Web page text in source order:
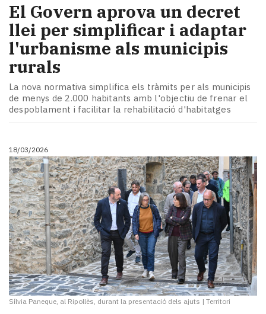
Enquestes
A
escena!
Dis
la
Subscriptors
La
Pallars
Contingut
patrocinat
Lo
més
llegit...
Editorial
El Govern aprova un decret
llei per simplificar i adaptar
l'urbanisme als municipis
rurals
La nova normativa simplifica els tràmits per als municipis
de menys de 2.000 habitants amb l'objectiu de frenar el
despoblament i facilitar la rehabilitació d'habitatges
18/03/2026
Sílvia Paneque, al Ripollès, durant la presentació dels ajuts | Territori